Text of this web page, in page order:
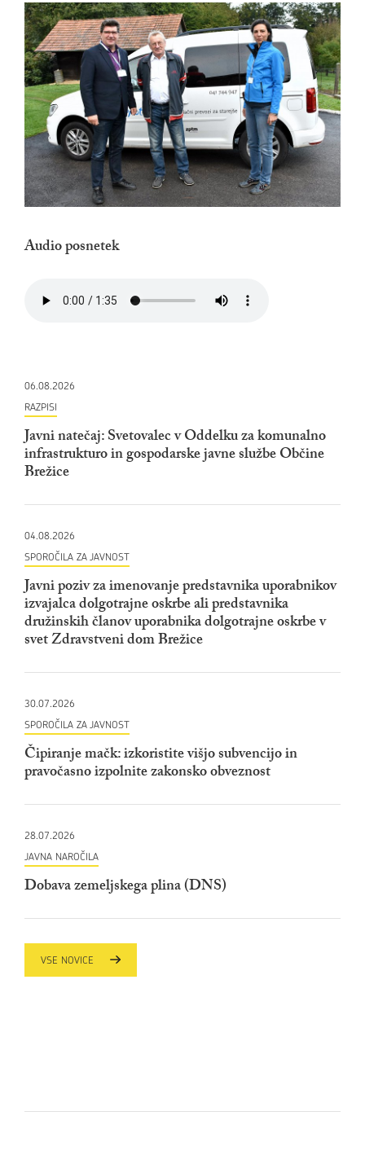
Audio posnetek
06.08.2026
RAZPISI
Javni natečaj: Svetovalec v Oddelku za komunalno
infrastrukturo in gospodarske javne službe Občine
Brežice
04.08.2026
SPOROČILA ZA JAVNOST
Javni poziv za imenovanje predstavnika uporabnikov
izvajalca dolgotrajne oskrbe ali predstavnika
družinskih članov uporabnika dolgotrajne oskrbe v
svet Zdravstveni dom Brežice
30.07.2026
SPOROČILA ZA JAVNOST
Čipiranje mačk: izkoristite višjo subvencijo in
pravočasno izpolnite zakonsko obveznost
28.07.2026
JAVNA NAROČILA
Dobava zemeljskega plina (DNS)
VSE NOVICE